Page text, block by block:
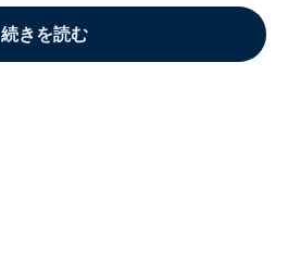
続きを読む